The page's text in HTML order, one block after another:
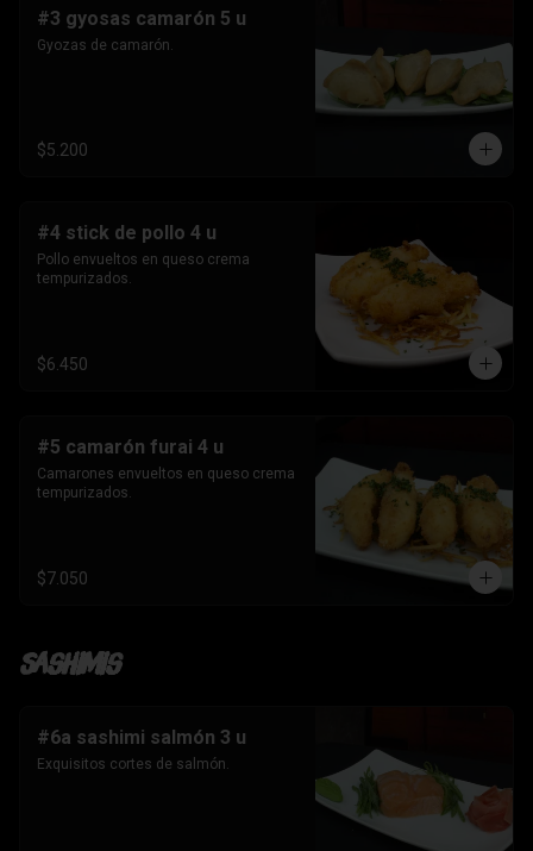
#3 gyosas camarón 5 u
Gyozas de camarón.
$5.200
#4 stick de pollo 4 u
Pollo envueltos en queso crema
tempurizados.
$6.450
#5 camarón furai 4 u
Camarones envueltos en queso crema
tempurizados.
$7.050
Sashimis
#6a sashimi salmón 3 u
Exquisitos cortes de salmón.